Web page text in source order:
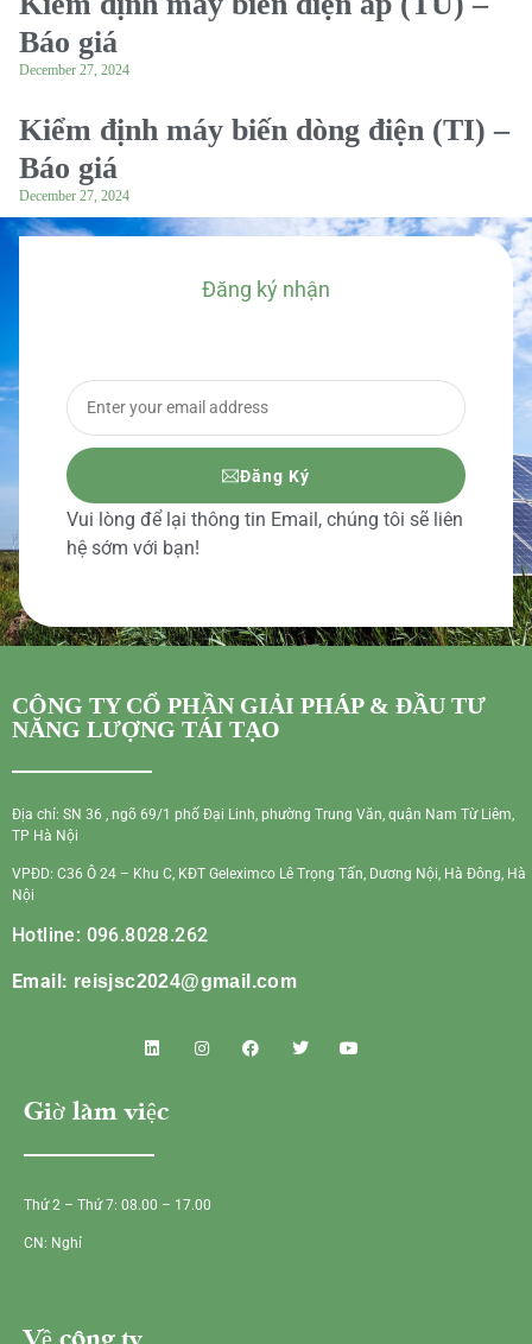
Báo giá
December 27, 2024
Kiểm định máy biến dòng điện (TI) –
Báo giá
December 27, 2024
Đăng ký nhận
Đăng Ký
Vui lòng để lại thông tin Email, chúng tôi sẽ liên
hệ sớm với bạn!
CÔNG TY CỔ PHẦN GIẢI PHÁP & ĐẦU TƯ
NĂNG LƯỢNG TÁI TẠO
Địa chỉ: SN 36 , ngõ 69/1 phố Đại Linh, phường Trung Văn, quận Nam Từ Liêm,
TP Hà Nội
VPĐD: C36 Ô 24 – Khu C, KĐT Geleximco Lê Trọng Tấn, Dương Nội, Hà Đông, Hà
Nội
Hotline: 096.8028.262
Email: reisjsc2024@gmail.com
Giờ làm việc
Thứ 2 – Thứ 7: 08.00 – 17.00
CN: Nghỉ